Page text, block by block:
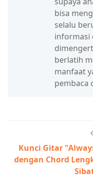
bisa
selalu
informasi
berlatih
manfaat
pembaca
Kunci Gitar
dengan Chord